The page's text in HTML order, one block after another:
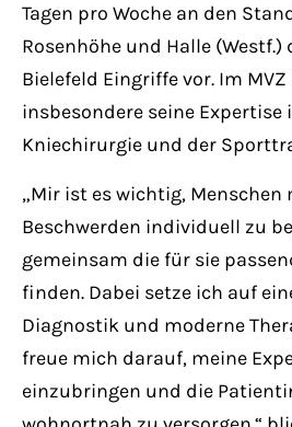
Tagen pro Woche an den
Rosenhöhe und Halle
Bielefeld Eingriffe vor. Im
insbesondere seine Expertise
Kniechirurgie und der
„Mir ist es wichtig,
Beschwerden individuell zu
gemeinsam die für sie
finden. Dabei setze ich auf
Diagnostik und moderne
freue mich darauf, meine
einzubringen und die